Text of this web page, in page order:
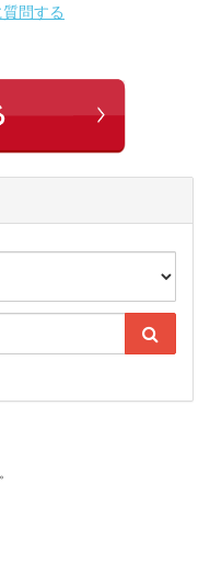
問する